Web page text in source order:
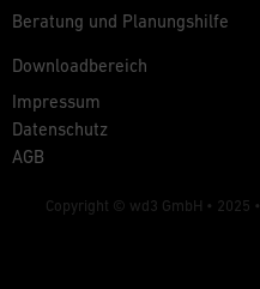
Beratung und Planungshilfe
Downloadbereich
Impressum
Datenschutz
AGB
Copyright © wd3 GmbH • 2025 •